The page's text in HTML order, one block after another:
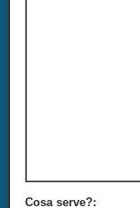
Cosa serve?: